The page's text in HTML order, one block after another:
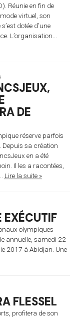
Réunie en fin de
virtuel, son
dotée d’une
L’organisation...
DE
réserve parfois
Depuis sa création
en a été
Il les a racontées,
Lire la suite »
EXÉCUTIF
olympiques
annuelle, samedi 22
2017 à Abidjan. Une
FLESSEL
profitera de son